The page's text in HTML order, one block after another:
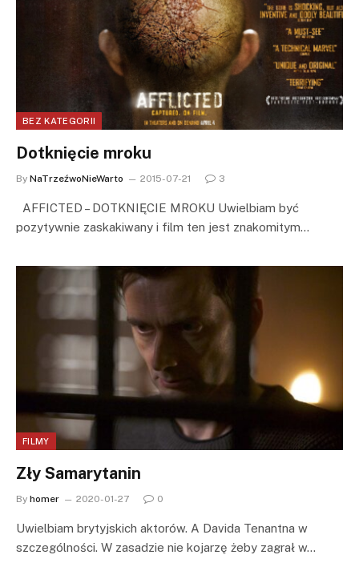
BEZ KATEGORII
Dotknięcie mroku
By NaTrzeźwoNieWarto 2015-07-21 3
AFFICTED – DOTKNIĘCIE MROKU Uwielbiam być
pozytywnie zaskakiwany i film ten jest znakomitym…
FILMY
Zły Samarytanin
By homer 2020-01-27 0
Uwielbiam brytyjskich aktorów. A Davida Tenantna w
szczególności. W zasadzie nie kojarzę żeby zagrał w…